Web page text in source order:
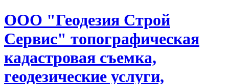
ООО "Геодезия Строй
Сервис" топографическая
кадастровая съемка,
геодезические услуги,